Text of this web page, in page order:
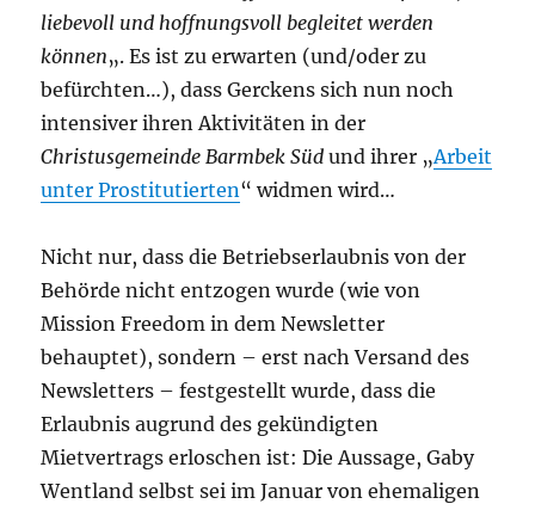
liebevoll und hoffnungsvoll begleitet werden
können„. Es ist zu erwarten (und/oder zu
befürchten…), dass Gerckens sich nun noch
intensiver ihren Aktivitäten in der
Christusgemeinde Barmbek Süd und ihrer „Arbeit
unter Prostitutierten“ widmen wird…
Nicht nur, dass die Betriebserlaubnis von der
Behörde nicht entzogen wurde (wie von
Mission Freedom in dem Newsletter
behauptet), sondern – erst nach Versand des
Newsletters – festgestellt wurde, dass die
Erlaubnis augrund des gekündigten
Mietvertrags erloschen ist: Die Aussage, Gaby
Wentland selbst sei im Januar von ehemaligen